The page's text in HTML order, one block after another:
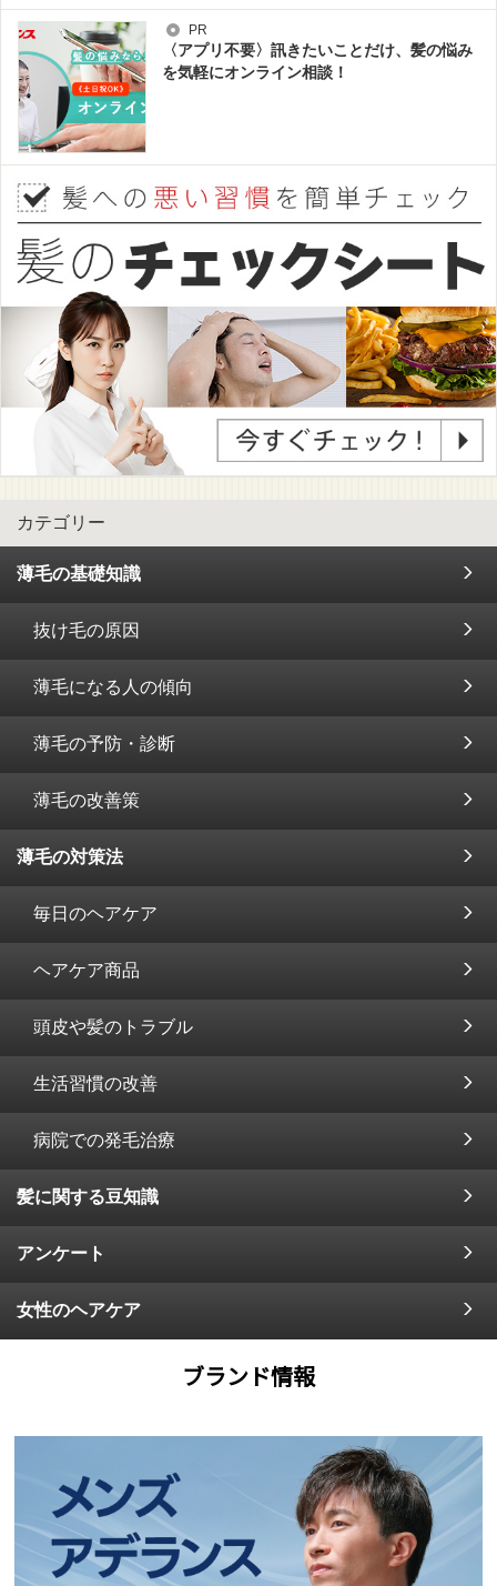
PR
〈アプリ不要〉訊きたいことだけ、髪の悩み
を気軽にオンライン相談！
カテゴリー
薄毛の基礎知識
抜け毛の原因
薄毛になる人の傾向
薄毛の予防・診断
薄毛の改善策
薄毛の対策法
毎日のヘアケア
ヘアケア商品
頭皮や髪のトラブル
生活習慣の改善
病院での発毛治療
髪に関する豆知識
アンケート
女性のヘアケア
ブランド情報